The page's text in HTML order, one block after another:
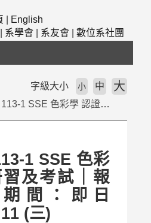
English
系學會 系友會 數位系社團
【報名】113-1 SSE 色彩學 認證研習及考試｜報名/繳費期間：即日起-113.09.11 (三)
字級大小 小 中 大
1 SSE 色彩
及考試｜報
間：即日
(三)